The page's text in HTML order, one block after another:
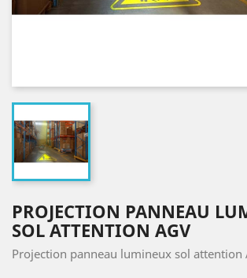
PROJECTION PANNEAU
SOL ATTENTION AGV
Projection panneau lumineux sol attention